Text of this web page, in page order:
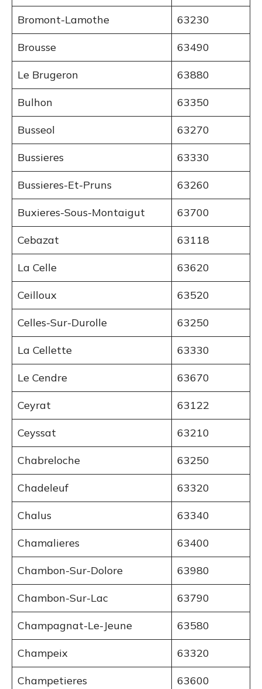
Bromont-Lamothe 63230
Brousse 63490
Le Brugeron 63880
Bulhon 63350
Busseol 63270
Bussieres 63330
Bussieres-Et-Pruns 63260
Buxieres-Sous-Montaigut 63700
Cebazat 63118
La Celle 63620
Ceilloux 63520
Celles-Sur-Durolle 63250
La Cellette 63330
Le Cendre 63670
Ceyrat 63122
Ceyssat 63210
Chabreloche 63250
Chadeleuf 63320
Chalus 63340
Chamalieres 63400
Chambon-Sur-Dolore 63980
Chambon-Sur-Lac 63790
Champagnat-Le-Jeune 63580
Champeix 63320
Champetieres 63600